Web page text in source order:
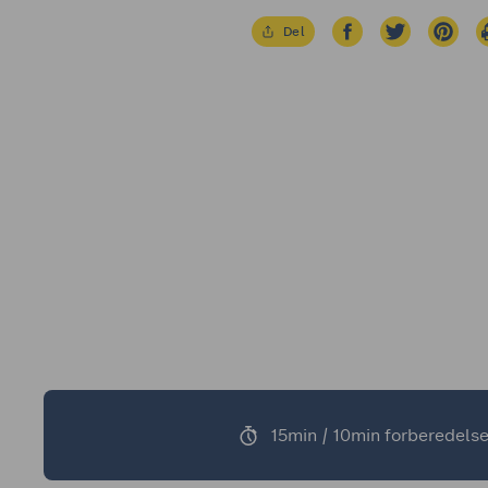
Del
15min / 10min